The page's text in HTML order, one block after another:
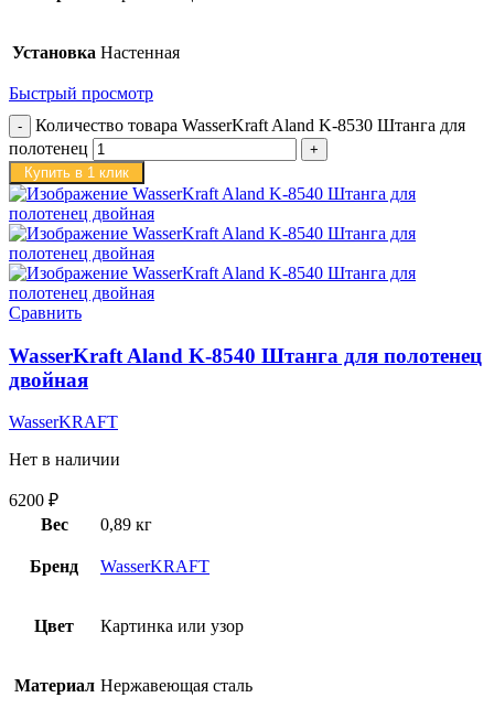
Установка Настенная
Быстрый просмотр
Количество товара WasserKraft Aland K-8530 Штанга для
полотенец
Купить в 1 клик
Сравнить
WasserKraft Aland K-8540 Штанга для полотенец
двойная
WasserKRAFT
Нет в наличии
6200 ₽
Вес
0,89 кг
Бренд WasserKRAFT
Цвет Картинка или узор
Материал Нержавеющая сталь